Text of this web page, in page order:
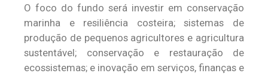
O foco do fundo será investir em conservação
marinha e resiliência costeira; sistemas de
produção de pequenos agricultores e agricultura
sustentável; conservação e restauração de
ecossistemas; e inovação em serviços, finanças e